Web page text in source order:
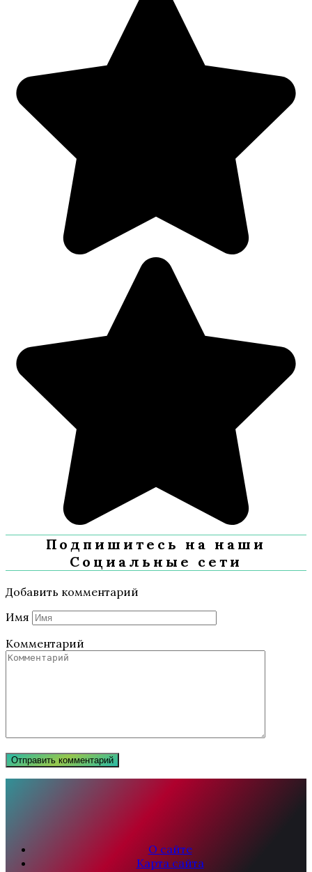
Подпишитесь на наши
Социальные сети
Добавить комментарий
Имя
Комментарий
О сайте
Карта сайта